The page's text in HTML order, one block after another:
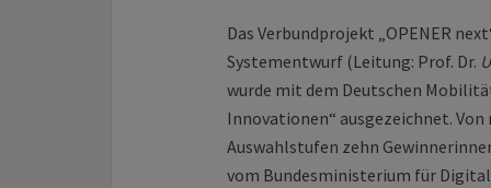
Das Verbundprojekt „OPENER
Systementwurf (Leitung: Prof. Dr.
wurde mit dem Deutschen
Innovationen“ ausgezeichnet.
Auswahlstufen zehn
vom Bundesministerium für